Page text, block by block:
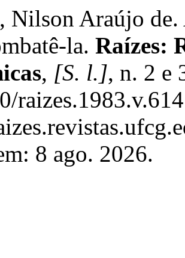
Nilson Araújo de.
la. Raízes:
, [S. l.], n. 2 e
8 ago. 2026.